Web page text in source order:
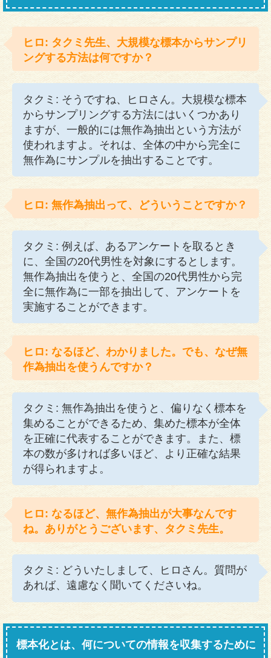
ヒロ: タクミ先生、大規模な標本からサンプリ
ングする方法は何ですか？
タクミ: そうですね、ヒロさん。大規模な標本
からサンプリングする方法にはいくつかあり
ますが、一般的には無作為抽出という方法が
使われますよ。それは、全体の中から完全に
無作為にサンプルを抽出することです。
ヒロ: 無作為抽出って、どういうことですか？
タクミ: 例えば、あるアンケートを取るとき
に、全国の20代男性を対象にするとします。
無作為抽出を使うと、全国の20代男性から完
全に無作為に一部を抽出して、アンケートを
実施することができます。
ヒロ: なるほど、わかりました。でも、なぜ無
作為抽出を使うんですか？
タクミ: 無作為抽出を使うと、偏りなく標本を
集めることができるため、集めた標本が全体
を正確に代表することができます。また、標
本の数が多ければ多いほど、より正確な結果
が得られますよ。
ヒロ: なるほど、無作為抽出が大事なんです
ね。ありがとうございます、タクミ先生。
タクミ: どういたしまして、ヒロさん。質問が
あれば、遠慮なく聞いてくださいね。
標本化とは、何についての情報を収集するために